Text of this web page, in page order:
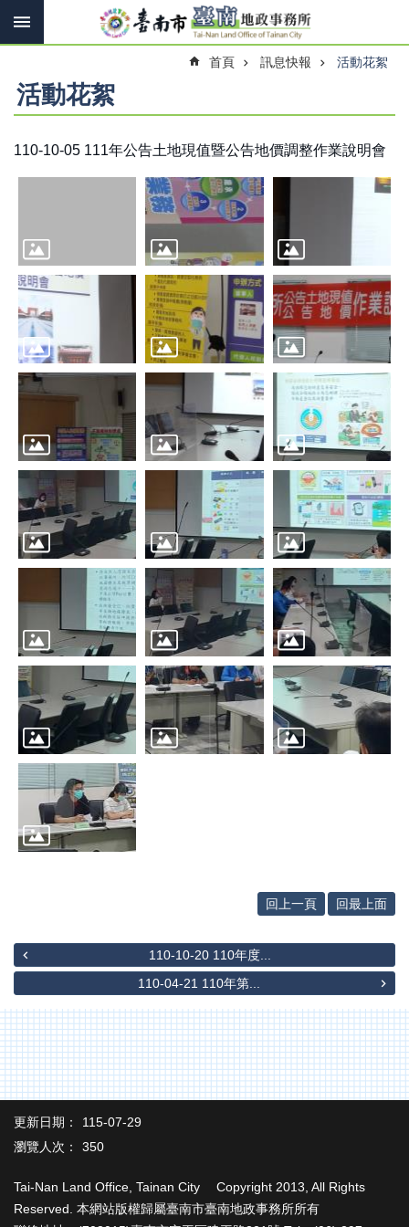
跳到主要內容區塊
搜
搜
尋
機
關
介
線
上
申
與
查
詢
便
民
服
務
交
流
下
載
專
區
主
區
地
籍
圖
未
辦
繼
承
實
價
錄
首頁 訊息快報 活動花絮
活動花絮
110-10-05 111年公告土地現值暨公告地價調整作業說明會
回上一頁 回最上面
110-10-20 110年度...
110-04-21 110年第...
更新日期：
115-07-29
瀏覽人次：
350
Tai-Nan Land Office, Tainan City Copyright 2013, All Rights
Reserved. 本網站版權歸屬臺南市臺南地政事務所所有